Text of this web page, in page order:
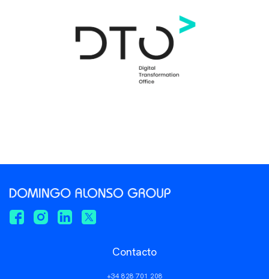
Contacto
+34 828 701 208